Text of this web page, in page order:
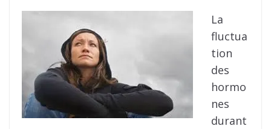
La
fluctua
tion
des
hormo
nes
durant